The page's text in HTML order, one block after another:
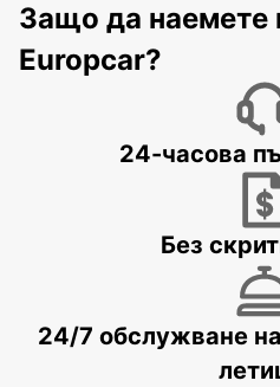
DUSSELDORF CITY
DUESSELDORF - GERMANY
RATINGEN - GERMANY
Защо да наемете
Europcar?
24-часова
Без
24/7 обслужване